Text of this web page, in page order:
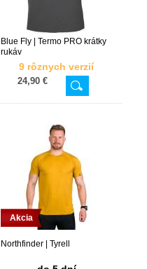
Blue Fly | Termo PRO krátky
rukáv
9 rôznych verzií
24,90 €
Akcia
Northfinder | Tyrell